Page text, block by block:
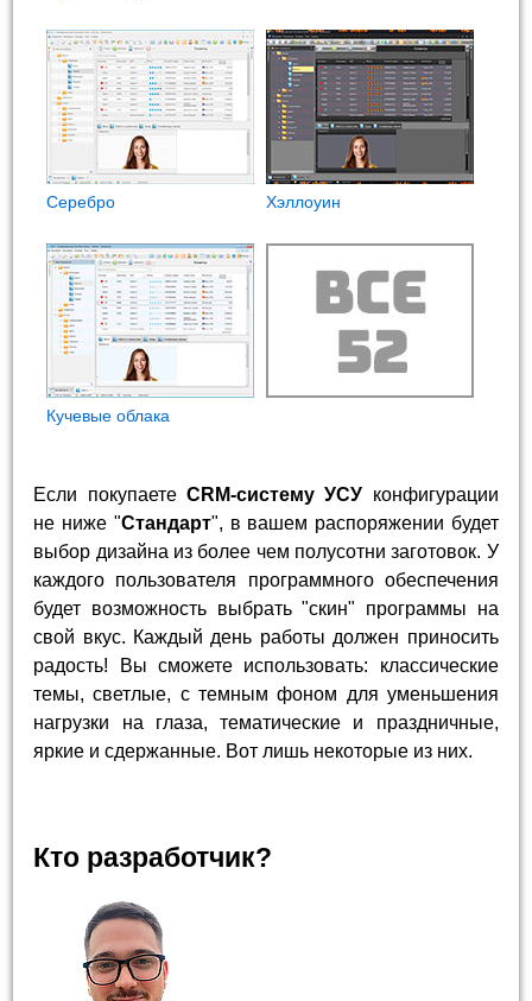
Cеребро Хэллоуин
Кучевые облака
Если покупаете CRM-систему УСУ конфигурации
не ниже "Стандарт", в вашем распоряжении будет
выбор дизайна из более чем полусотни заготовок. У
каждого пользователя программного обеспечения
будет возможность выбрать "скин" программы на
свой вкус. Каждый день работы должен приносить
радость! Вы сможете использовать: классические
темы, светлые, с темным фоном для уменьшения
нагрузки на глаза, тематические и праздничные,
яркие и сдержанные. Вот лишь некоторые из них.
Кто разработчик?